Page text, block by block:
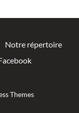
Notre répertoire
Themes